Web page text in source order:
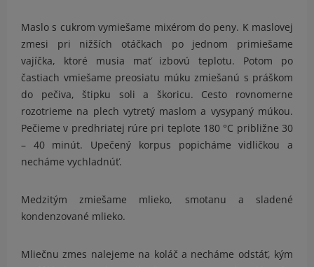
Maslo s cukrom vymiešame mixérom do peny. K maslovej
zmesi pri nižších otáčkach po jednom primiešame
vajíčka, ktoré musia mať izbovú teplotu. Potom po
častiach vmiešame preosiatu múku zmiešanú s práškom
do pečiva, štipku soli a škoricu. Cesto rovnomerne
rozotrieme na plech vytretý maslom a vysypaný múkou.
Pečieme v predhriatej rúre pri teplote 180 °C približne 30
– 40 minút. Upečený korpus popicháme vidličkou a
necháme vychladnúť.
Medzitým zmiešame mlieko, smotanu a sladené
kondenzované mlieko.
Mliečnu zmes nalejeme na koláč a necháme odstáť, kým